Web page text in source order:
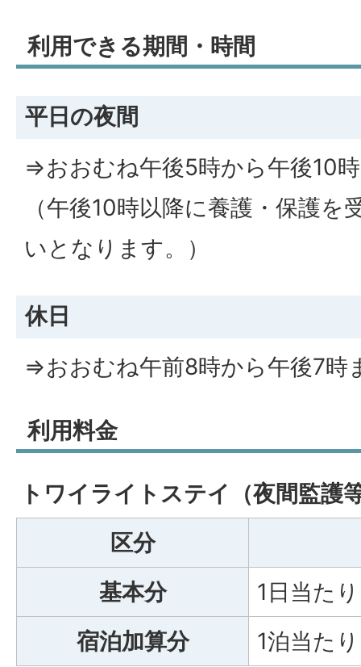
利用できる期間・時間
平日の夜間
⇒おおむね午後5時から午後10
（午後10時以降に養護・保護を
いとなります。）
休日
⇒おおむね午前8時から午後7時
利用料金
トワイライトステイ（夜間監護
区分
基本分
1日当た
宿泊加算分
1泊当た